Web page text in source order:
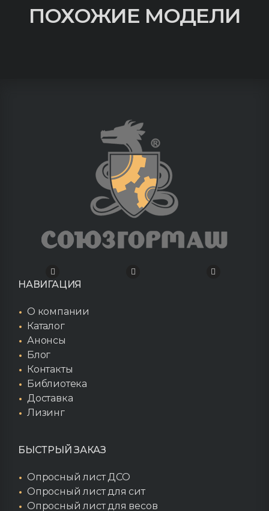
ПОХОЖИЕ МОДЕЛИ
НАВИГАЦИЯ
О компании
Каталог
Анонсы
Блог
Контакты
Библиотека
Доставка
Лизинг
БЫСТРЫЙ ЗАКАЗ
Опросный лист ДСО
Опросный лист для сит
Опросный лист для весов